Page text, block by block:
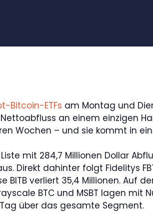
Bitcoin-ETFs am Montag und
an einem einzigen
Wochen – und sie kommt in
mit 284,7 Millionen Dollar
Direkt dahinter folgt Fidelitys
BITB verliert 35,4 Millionen.
BTC und MSBT lagen mit
über das gesamte Segment.